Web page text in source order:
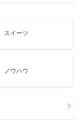
スイーツ
ノウハウ